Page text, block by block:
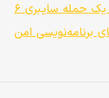
یک حمله سایبری
برنامه‌نویسی امن